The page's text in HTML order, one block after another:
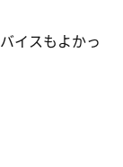
イスもよかっ